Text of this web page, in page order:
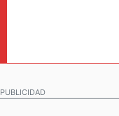
PUBLICIDAD